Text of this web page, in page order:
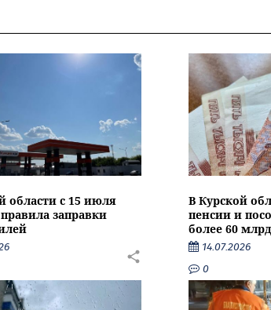
области с 15 июля
заправки
В Курской
пенсии и
более 60
14.07.2026
0